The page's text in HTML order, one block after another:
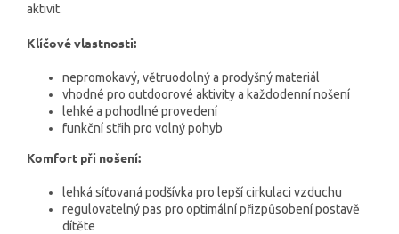
aktivit.
Klíčové vlastnosti:
nepromokavý, větruodolný a prodyšný materiál
vhodné pro outdoorové aktivity a každodenní nošení
lehké a pohodlné provedení
funkční střih pro volný pohyb
Komfort při nošení:
lehká síťovaná podšívka pro lepší cirkulaci vzduchu
regulovatelný pas pro optimální přizpůsobení postavě
dítěte